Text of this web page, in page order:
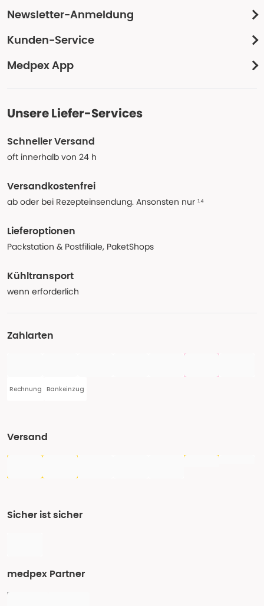
Newsletter-Anmeldung
Kunden-Service
Medpex App
Unsere Liefer-Services
Schneller Versand
oft innerhalb von 24 h
Versandkostenfrei
ab oder bei Rezepteinsendung. Ansonsten nur ¹⁴
Lieferoptionen
Packstation & Postfiliale, PaketShops
Kühltransport
wenn erforderlich
Zahlarten
Rechnung Bankeinzug
Versand
Sicher ist sicher
medpex Partner